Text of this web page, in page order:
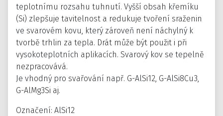
teplotnímu rozsahu tuhnutí. Vyšší obsah křemíku
(Si) zlepšuje tavitelnost a redukuje tvoření sraženin
ve svarovém kovu, který zároveň není náchylný k
tvorbě trhlin za tepla. Drát může být použit i při
vysokoteplotních aplikacích. Svarový kov se tepelně
nezpracovává.
Je vhodný pro svařování např. G-AlSi12, G-AlSi8Cu3,
G-AlMg3Si aj.
Označení: AlSi12